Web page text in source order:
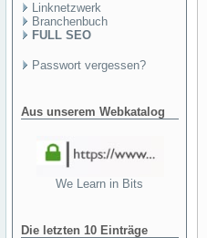
Linknetzwerk
Branchenbuch
FULL SEO
Passwort vergessen?
Aus unserem Webkatalog
We Learn in Bits
Die letzten 10 Einträge